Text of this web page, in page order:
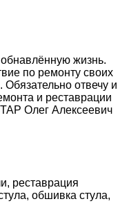
жизнь.
по ремонту своих
отвечу и
и реставрации
Олег Алексеевич
, реставрация
, обшивка стула,